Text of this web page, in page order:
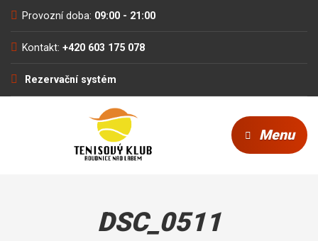
Provozní doba: 09:00 - 21:00
Kontakt: +420 603 175 078
Rezervační systém
Menu
DSC_0511